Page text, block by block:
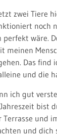
zwei Tiere
noch
perfekt wäre.
meinen
Das find
und die
ich gut
bist
und
und dich